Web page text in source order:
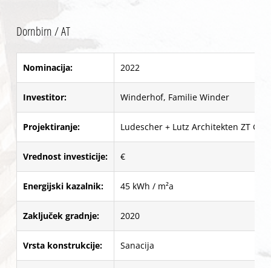
Dornbirn / AT
Nominacija: 2022
Investitor: Winderhof, Familie Winder
Projektiranje: Ludescher + Lutz Architekten ZT
Vrednost investicije: €
Energijski kazalnik: 45 kWh / m²a
Zaključek gradnje: 2020
Vrsta konstrukcije: Sanacija